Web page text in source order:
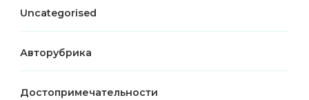
Uncategorised
Авторубрика
Достопримечательности